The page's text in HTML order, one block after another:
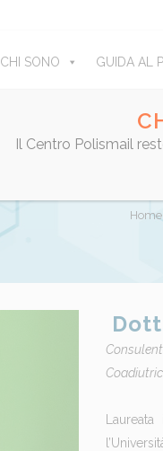
CHI SONO GUIDA AL
Home
Il Centro Polismail